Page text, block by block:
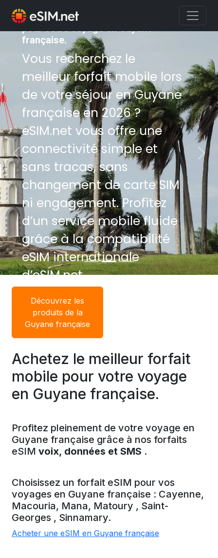
Achetez le meilleur forfait mobile
française.
Vous recherchez le
meilleur forfait mobile lors
de votre séjour en Guyane
française en 2026 ?
eSIM.net vous offre une
connectivité simple et
sans tracas, sans
changement de carte SIM
ni engagement. Profitez
d’un service mobile fluide
grâce à la compatibilité
eSIM internationale
d’eSIM.net.
Previous Next
Découvrez les
produits de la
Guyane française
Achetez le meilleur forfait
mobile pour votre voyage
en Guyane française.
Profitez pleinement de votre voyage en
Guyane française grâce à nos forfaits
eSIM voix, données et SMS .
Choisissez un forfait eSIM pour vos
voyages en Guyane française : Cayenne,
Macouria, Mana, Matoury , Saint-
Georges , Sinnamary.
Acheter une eSIM en Guyane française